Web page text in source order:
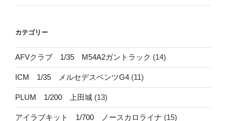
カテゴリー
AFVクラブ 1/35 M54A2ガントラック (14)
ICM 1/35 メルセデスベンツG4 (11)
PLUM 1/200 上田城 (13)
アイラブキット 1/700 ノースカロライナ (15)